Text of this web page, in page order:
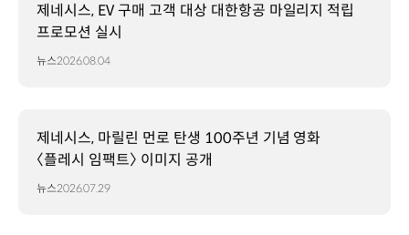
제네시스, EV 구매 고객 대상 대한항공 마일리지 적립
프로모션 실시
뉴스2026.08.04
제네시스, 마릴린 먼로 탄생 100주년 기념 영화
〈플레시 임팩트〉 이미지 공개
뉴스2026.07.29